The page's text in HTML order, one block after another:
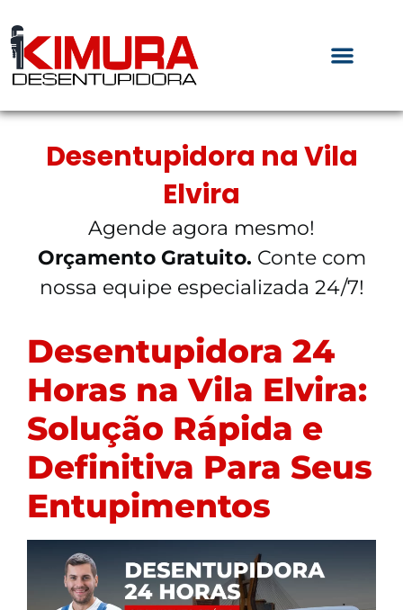
Desentupidora na Vila
Elvira
Agende agora mesmo!
Orçamento Gratuito. Conte com
nossa equipe especializada 24/7!
Desentupidora 24
Horas na Vila Elvira:
Solução Rápida e
Definitiva Para Seus
Entupimentos